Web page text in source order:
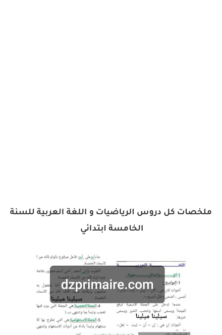
ملخصات كل دروس الرياضيات و اللغة العربية للسنة
الخامسة ابتدائي